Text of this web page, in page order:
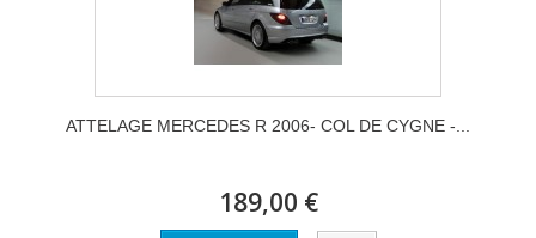
ATTELAGE MERCEDES R 2006- COL DE CYGNE -...
189,00 €